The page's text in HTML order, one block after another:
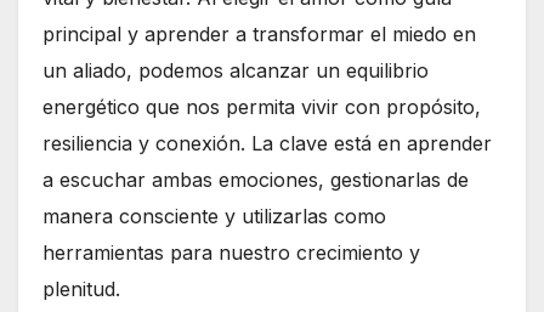
principal y aprender a transformar el miedo en
un aliado, podemos alcanzar un equilibrio
energético que nos permita vivir con propósito,
resiliencia y conexión. La clave está en aprender
a escuchar ambas emociones, gestionarlas de
manera consciente y utilizarlas como
herramientas para nuestro crecimiento y
plenitud.